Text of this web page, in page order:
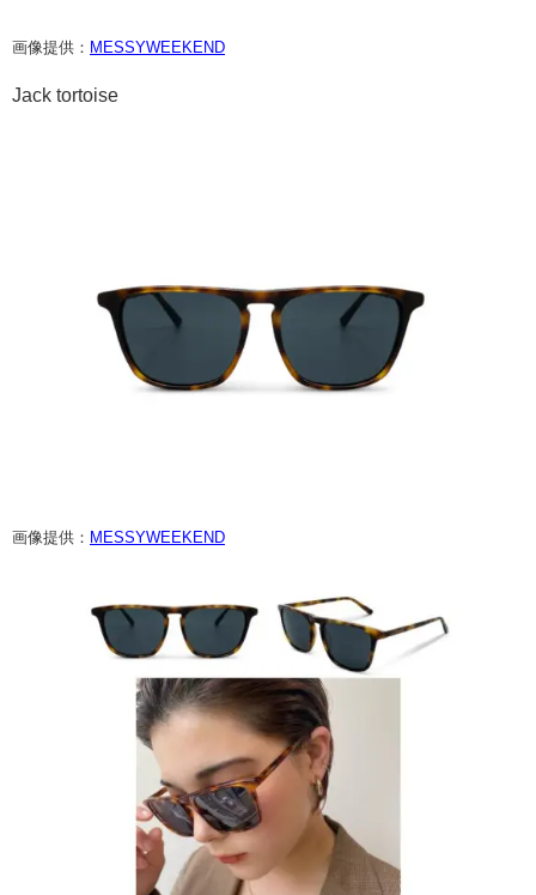
画像提供： MESSYWEEKEND
Jack tortoise
画像提供： MESSYWEEKEND